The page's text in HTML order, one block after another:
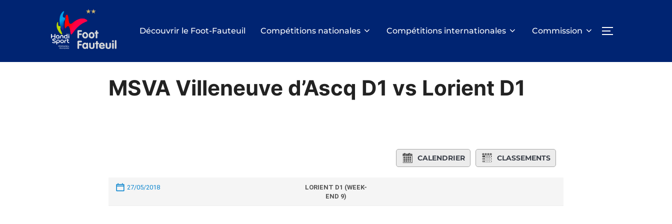
Découvrir le Foot-Fauteuil Compétitions nationales Compétitions internationales Commission PERMUTER
MSVA Villeneuve d’Ascq D1 vs Lorient D1
CALENDRIER CLASSEMENTS
27/05/2018
LORIENT D1 (WEEK-
END 9)